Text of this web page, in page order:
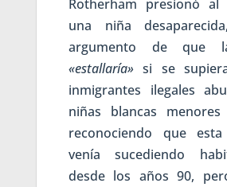
Rotherham presionó
una niña
argumento de que
«estallaría»si se
inmigrantes ilegales
niñas blancas
reconociendo que
venía sucediendo
desde los años 90,